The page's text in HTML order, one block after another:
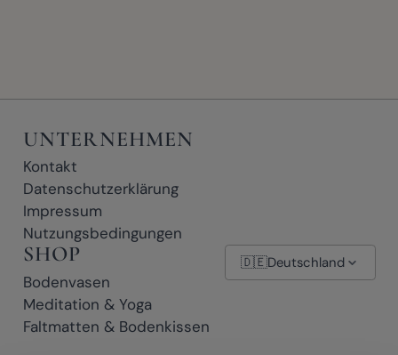
UNTERNEHMEN
Kontakt
Datenschutzerklärung
Impressum
Nutzungsbedingungen
SHOP
Bodenvasen
Meditation & Yoga
Faltmatten & Bodenkissen
🇩🇪Deutschland